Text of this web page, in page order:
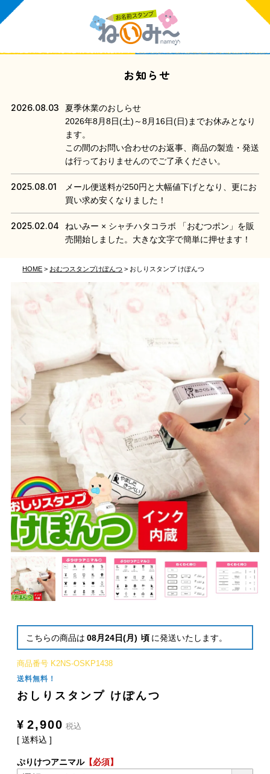
お知らせ
2026.08.03
夏季休業のおしらせ
2026年8月8日(土)～8月16日(日)までお休みとなり
ます。
この間のお問い合わせのお返事、商品の製造・発送
は行っておりませんのでご了承ください。
2025.08.01
メール便送料が250円と大幅値下げとなり、更にお
買い求め安くなりました！
2025.02.04
ねいみー × シャチハタコラボ 「おむつポン」を販
売開始しました。大きな文字で簡単に押せます！
HOME おむつスタンプけぽんつ おしりスタンプ けぽんつ
こちらの商品は 08月24日(月) 頃 に発送いたします。
商品番号 K2NS-OSKP1438
送料無料！
おしりスタンプ けぽんつ
¥ 2,900 税込
送料込
ぷりけつアニマル【必須】